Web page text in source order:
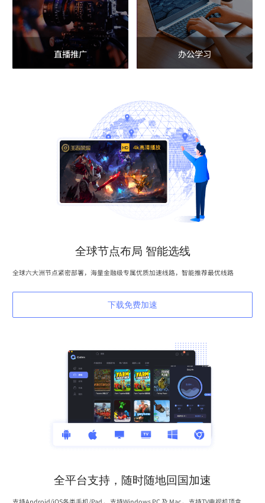
直播推广 办公学习
全球节点布局 智能选线
全球六大洲节点紧密部署，海量金融级专属优质加速线路，智能推荐最优线路
下载免费加速
全平台支持，随时随地回国加速